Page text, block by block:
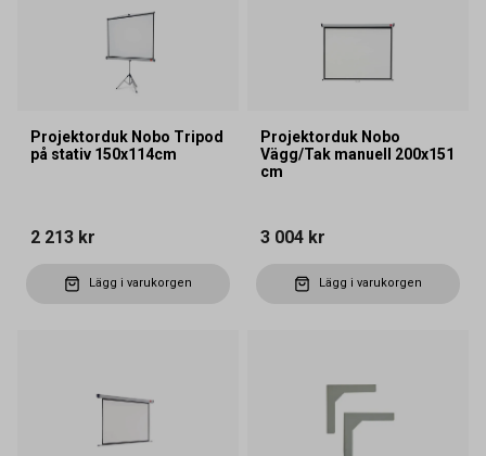
Projektorduk Nobo Tripod
på stativ 150x114cm
2 213 kr
Lägg i varukorgen
Projektorduk Nobo
Vägg/Tak manuell 200x151
cm
3 004 kr
Lägg i varukorgen